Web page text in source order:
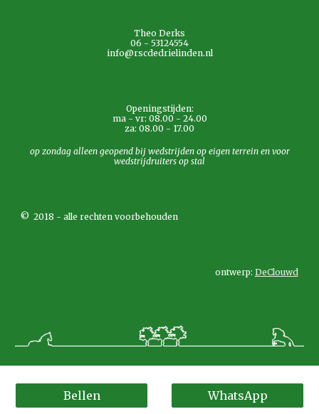
Theo Derks
06 - 53124554
info@rscdedrielinden.nl
Openingstijden:
ma - vr: 08.00 - 24.00
za: 08.00 - 17.00
op zondag alleen geopend bij wedstrijden op eigen terrein en voor
wedstrijdruiters op stal
© 2018 - alle rechten voorbehouden
ontwerp: DeClouwd
Bellen WhatsApp